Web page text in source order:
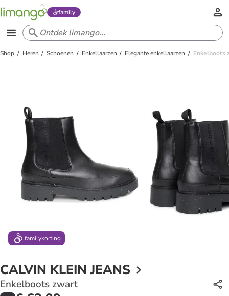
family
Shop Heren Schoenen Enkellaarzen Elegante enkellaarzen Enkelboots
familykorting
CALVIN KLEIN JEANS
Enkelboots zwart